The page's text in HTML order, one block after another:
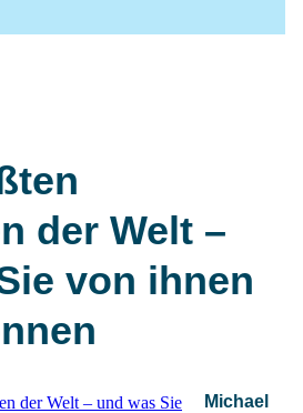
der Welt –
von ihnen
Michael